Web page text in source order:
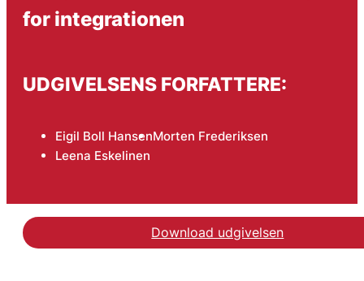
for integrationen
UDGIVELSENS FORFATTERE:
Eigil Boll HansenMorten Frederiksen
Leena Eskelinen
Download udgivelsen